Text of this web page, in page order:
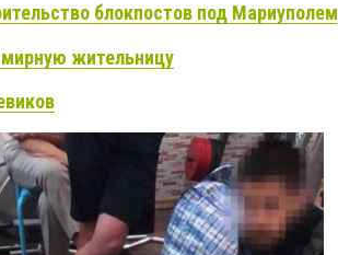
блокпостов под Мариуполем
жительницу